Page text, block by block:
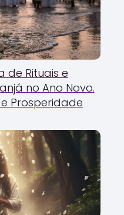
de Rituais e
no Ano Novo.
Prosperidade